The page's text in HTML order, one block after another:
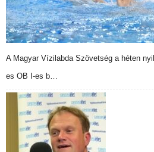
A Magyar Vízilabda Szövetség a héten
es OB I-es b…